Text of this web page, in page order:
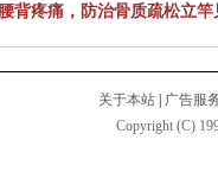
背疼痛，防治骨质疏松立竿
关于本站
广告服
Copyright (C)